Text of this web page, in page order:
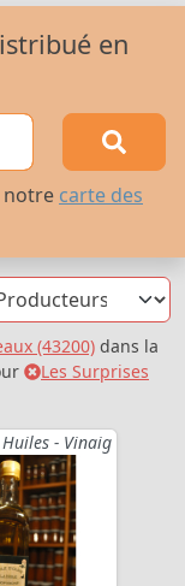
en
notre carte des
(43200) dans la
Les Surprises
Huiles - Vinaig